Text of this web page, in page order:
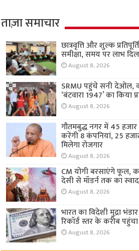
ताज़ा समाचार
छात्रवृत्ति और शुल्क
समीक्षा, समय पर लाभ
August 8, 2026
SRMU पहुंचे सनी देओल,
‘बंटवारा 1947’ का किया
August 8, 2026
गौतमबुद्ध नगर में 45
करेंगी 8 कंपनियां, 25
मिलेगा रोजगार
August 8, 2026
CM योगी बरसाएंगे फूल,
देसी से मॉडर्न तक का
August 8, 2026
भारत का विदेशी मुद्रा
रिकॉर्ड स्तर के करीब पहुंचा
August 8, 2026